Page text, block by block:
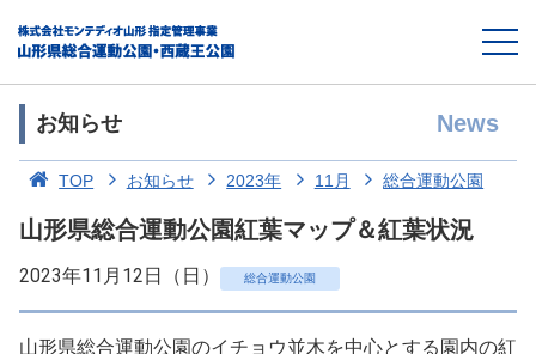
お知らせ News
TOP お知らせ 2023年 11月 総合運動公園
山形県総合運動公園紅葉マップ＆紅葉状況
2023年11月12日（日） 総合運動公園
山形県総合運動公園のイチョウ並木を中心とする園内の紅